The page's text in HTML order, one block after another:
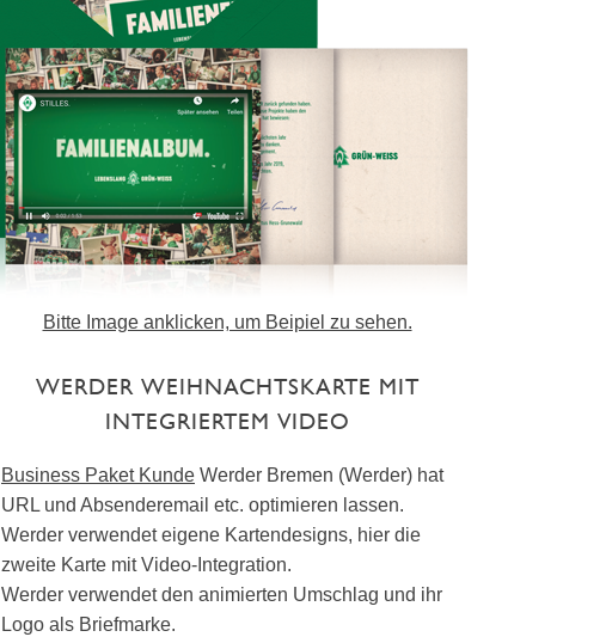
Bitte Image anklicken, um Beipiel zu sehen.
WERDER WEIHNACHTSKARTE MIT
INTEGRIERTEM VIDEO
Business Paket Kunde Werder Bremen (Werder) hat
URL und Absenderemail etc. optimieren lassen.
Werder verwendet eigene Kartendesigns, hier die
zweite Karte mit Video-Integration.
Werder verwendet den animierten Umschlag und ihr
Logo als Briefmarke.